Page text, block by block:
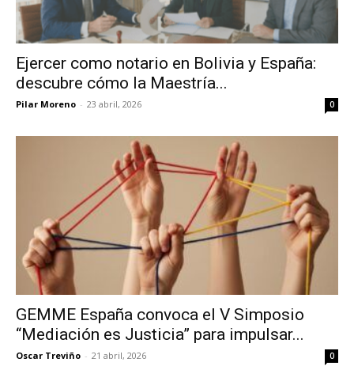
Ejercer como notario en Bolivia y España:
descubre cómo la Maestría...
Pilar Moreno - 23 abril, 2026 0
GEMME España convoca el V Simposio
“Mediación es Justicia” para impulsar...
Oscar Treviño - 21 abril, 2026 0